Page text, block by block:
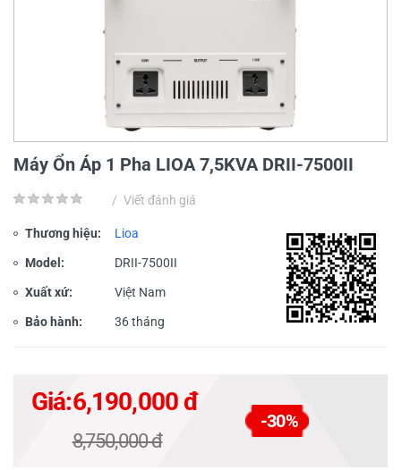
Máy Ổn Áp 1 Pha LIOA 7,5KVA DRII-7500II
/ Viết đánh giá
Thương hiệu: Lioa
Model: DRII-7500II
Xuất xứ: Việt Nam
Bảo hành: 36 tháng
Giá:6,190,000 đ
8,750,000 đ
-30%